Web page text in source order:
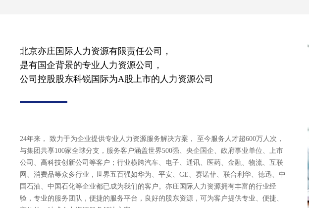
北京亦庄国际人力资源有限责任公司，
是有国企背景的专业人力资源公司，
公司控股股东科锐国际为A股上市的人力资源公司
24年来， 致力于为企业提供专业人力资源服务解决方案， 至今服务人才超600万人次，
与集团共享100家全球分支，服务客户涵盖世界500强、央企国企、政府事业单位、上市
公司、高科技创新公司等客户；行业横跨汽车、电子、通讯、医药、金融、物流、互联
网、消费品等众多行业，世界五百强如华为、平安、GE、赛诺菲、联合利华、德迅、中
国石油、中国石化等企业都已成为我们的客户。亦庄国际人力资源拥有丰富的行业经
验，专业的服务团队，便捷的服务平台，良好的股东资源，可为客户提供专业、便捷、